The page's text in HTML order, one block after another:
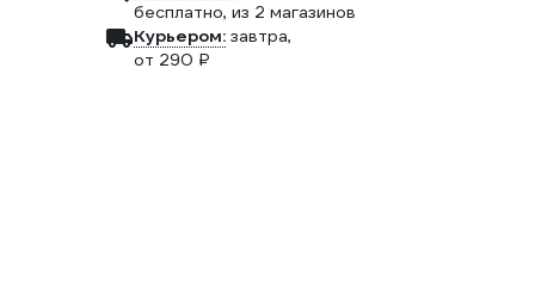
бесплатно, из 2 магазинов
Курьером: завтра,
от 290 ₽